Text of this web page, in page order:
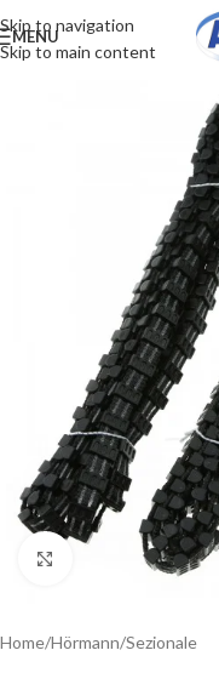
Skip to navigation
Skip to main content
MENU
Clicca per ingrandire
Home/Hörmann/Sezionale